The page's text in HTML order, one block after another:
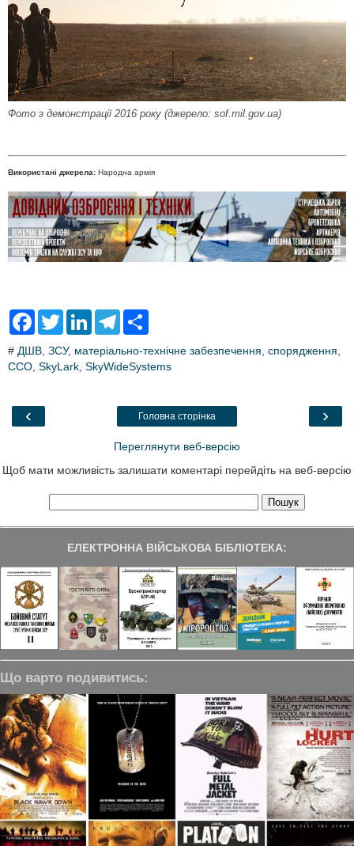
Фото з демонстрації 2016 року (джерело: sof.mil.gov.ua)
Використані джерела: Народна армія
F
e
b
k
T
t
t
L
k
e
T
e
g
m
r
e
# ДШВ, ЗСУ, матеріально-технічне забезпечення, спорядження,
ССО, SkyLark, SkyWideSystems
‹ ›
Головна сторінка
Переглянути веб-версію
Щоб мати можливість залишати коментарі перейдіть на веб-версію
ЕЛЕКТРОННА ВІЙСЬКОВА БІБЛІОТЕКА:
Що варто подивитись: